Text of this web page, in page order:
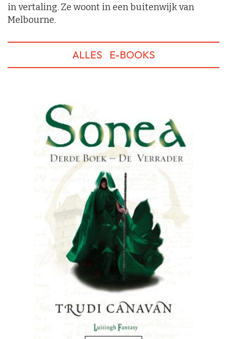
in vertaling. Ze woont in een buitenwijk van
Melbourne.
ALLES E-BOOKS